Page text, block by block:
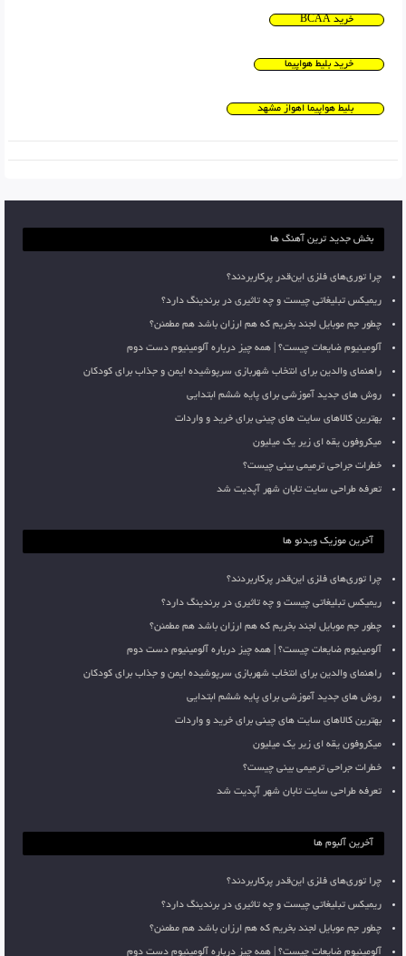
خرید BCAA
خرید بلیط هواپیما
بلیط هواپیما اهواز مشهد
بخش جدید ترین آهنگ ها
چرا توری‌های فلزی این‌قدر پرکاربردند؟
ریمیکس تبلیغاتی چیست و چه تاثیری در برندینگ دارد؟
چطور جم موبایل لجند بخریم که هم ارزان باشد هم مطمئن؟
آلومینیوم ضایعات چیست؟ | همه چیز درباره آلومینیوم دست دوم
راهنمای والدین برای انتخاب شهربازی سرپوشیده ایمن و جذاب برای کودکان
روش های جدید آموزشی برای پایه ششم ابتدایی
بهترین کالاهای سایت های چینی برای خرید و واردات
میکروفون یقه ای زیر یک میلیون
خطرات جراحی ترمیمی بینی چیست؟
تعرفه طراحی سایت تابان شهر آپدیت شد
آخرین موزیک ویدئو ها
چرا توری‌های فلزی این‌قدر پرکاربردند؟
ریمیکس تبلیغاتی چیست و چه تاثیری در برندینگ دارد؟
چطور جم موبایل لجند بخریم که هم ارزان باشد هم مطمئن؟
آلومینیوم ضایعات چیست؟ | همه چیز درباره آلومینیوم دست دوم
راهنمای والدین برای انتخاب شهربازی سرپوشیده ایمن و جذاب برای کودکان
روش های جدید آموزشی برای پایه ششم ابتدایی
بهترین کالاهای سایت های چینی برای خرید و واردات
میکروفون یقه ای زیر یک میلیون
خطرات جراحی ترمیمی بینی چیست؟
تعرفه طراحی سایت تابان شهر آپدیت شد
آخرین آلبوم ها
چرا توری‌های فلزی این‌قدر پرکاربردند؟
ریمیکس تبلیغاتی چیست و چه تاثیری در برندینگ دارد؟
چطور جم موبایل لجند بخریم که هم ارزان باشد هم مطمئن؟
آلومینیوم ضایعات چیست؟ | همه چیز درباره آلومینیوم دست دوم